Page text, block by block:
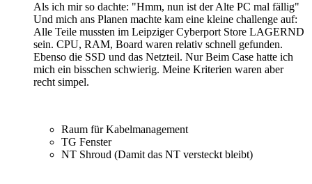
Als ich mir so dachte: "Hmm, nun ist der Alte PC mal fällig"
Und mich ans Planen machte kam eine kleine challenge auf:
Alle Teile mussten im Leipziger Cyberport Store LAGERND
sein. CPU, RAM, Board waren relativ schnell gefunden.
Ebenso die SSD und das Netzteil. Nur Beim Case hatte ich
mich ein bisschen schwierig. Meine Kriterien waren aber
recht simpel.
Raum für Kabelmanagement
TG Fenster
NT Shroud (Damit das NT versteckt bleibt)